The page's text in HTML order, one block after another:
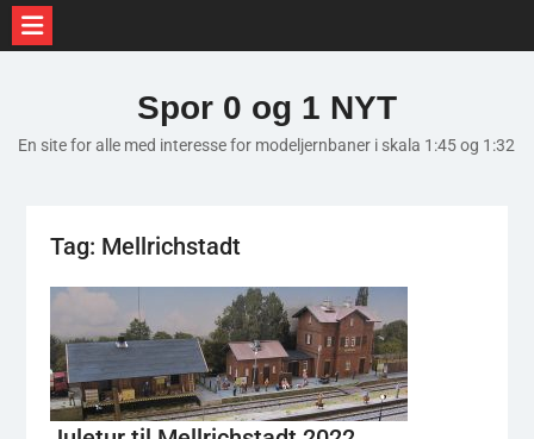
Spor 0 og 1 NYT
En site for alle med interesse for modeljernbaner i skala 1:45 og 1:32
Tag: Mellrichstadt